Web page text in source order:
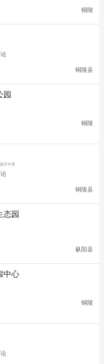
铜陵
铜陵县
园
铜陵
存丰富
铜陵县
态园
枞阳县
中心
铜陵